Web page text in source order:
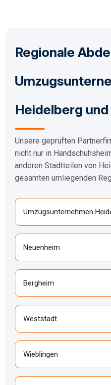
Regionale
Heidelberg
Unsere geprüften
nicht nur in
anderen Stadtteilen von
gesamten umliegenden
Umzugsunternehmen
Neuenheim
Bergheim
Weststadt
Wieblingen